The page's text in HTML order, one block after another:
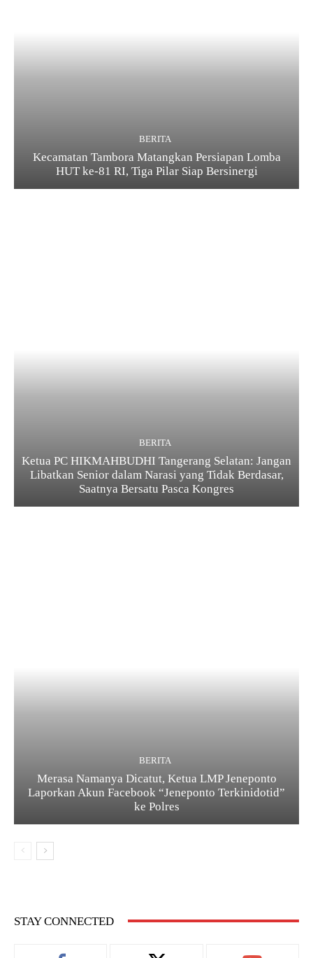
BERITA
Kecamatan Tambora Matangkan Persiapan Lomba
HUT ke-81 RI, Tiga Pilar Siap Bersinergi
BERITA
Ketua PC HIKMAHBUDHI Tangerang Selatan: Jangan
Libatkan Senior dalam Narasi yang Tidak Berdasar,
Saatnya Bersatu Pasca Kongres
BERITA
Merasa Namanya Dicatut, Ketua LMP Jeneponto
Laporkan Akun Facebook “Jeneponto Terkinidotid”
ke Polres
STAY CONNECTED